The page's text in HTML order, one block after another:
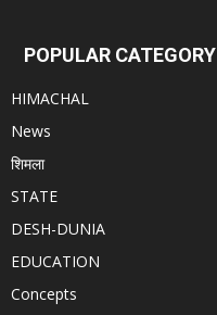
POPULAR CATEGORY
HIMACHAL
News
शिमला
STATE
DESH-DUNIA
EDUCATION
Concepts